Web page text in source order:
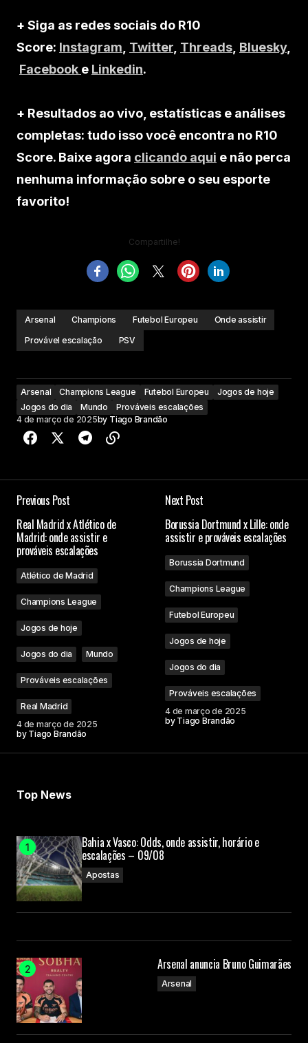
+ Siga as redes sociais do R10
Score: Instagram, Twitter, Threads, Bluesky,
Facebook e Linkedin.
+ Resultados ao vivo, estatísticas e análises
completas: tudo isso você encontra no R10
Score. Baixe agora clicando aqui e não perca
nenhuma informação sobre o seu esporte
favorito!
Compartilhe!
Arsenal Champions Futebol Europeu
Onde assistir
Provável escalação
PSV
Arsenal Champions League Futebol Europeu
Jogos de hoje
Jogos do dia
Mundo
Prováveis escalações
4 de março de 2025by Tiago Brandão
Previous Post
Real Madrid x Atlético de
Madrid: onde assistir e
prováveis escalações
Atlético de Madrid
Champions League
Jogos de hoje
Jogos do dia Mundo
Prováveis escalações
Real Madrid
4 de março de 2025
by Tiago Brandão
Next Post
Borussia Dortmund x Lille: onde
assistir e prováveis escalações
Borussia Dortmund
Champions League
Futebol Europeu
Jogos de hoje
Jogos do dia
Prováveis escalações
4 de março de 2025
by Tiago Brandão
Top News
Bahia x Vasco: Odds, onde assistir, horário e
escalações – 09/08
Apostas
Arsenal anuncia Bruno Guimarães
Arsenal